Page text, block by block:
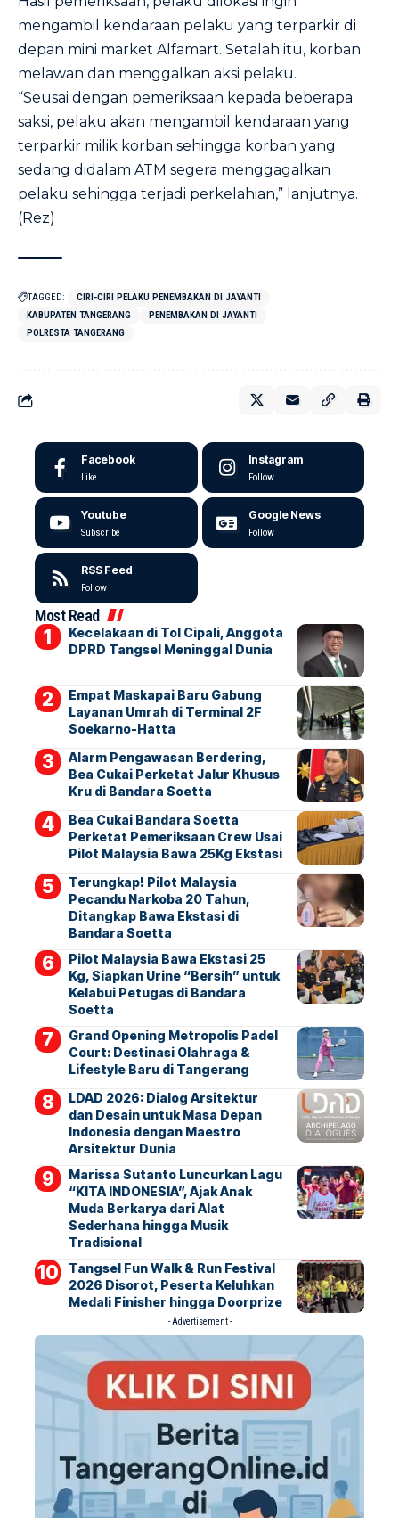
mengambil kendaraan pelaku yang terparkir di
depan mini market Alfamart. Setalah itu, korban
melawan dan menggalkan aksi pelaku.
“Seusai dengan pemeriksaan kepada beberapa
saksi, pelaku akan mengambil kendaraan yang
terparkir milik korban sehingga korban yang
sedang didalam ATM segera menggagalkan
pelaku sehingga terjadi perkelahian,” lanjutnya.
(Rez)
TAGGED:
CIRI-CIRI PELAKU PENEMBAKAN DI JAYANTI
KABUPATEN TANGERANG
PENEMBAKAN DI JAYANTI
POLRESTA TANGERANG
Facebook
Like
Instagram
Follow
Youtube
Subscribe
Google News
Follow
RSS Feed
Follow
Most Read
Kecelakaan di Tol Cipali, Anggota
DPRD Tangsel Meninggal Dunia
Empat Maskapai Baru Gabung
Layanan Umrah di Terminal 2F
Soekarno-Hatta
Alarm Pengawasan Berdering,
Bea Cukai Perketat Jalur Khusus
Kru di Bandara Soetta
Bea Cukai Bandara Soetta
Perketat Pemeriksaan Crew Usai
Pilot Malaysia Bawa 25Kg Ekstasi
Terungkap! Pilot Malaysia
Pecandu Narkoba 20 Tahun,
Ditangkap Bawa Ekstasi di
Bandara Soetta
Pilot Malaysia Bawa Ekstasi 25
Kg, Siapkan Urine “Bersih” untuk
Kelabui Petugas di Bandara
Soetta
Grand Opening Metropolis Padel
Court: Destinasi Olahraga &
Lifestyle Baru di Tangerang
LDAD 2026: Dialog Arsitektur
dan Desain untuk Masa Depan
Indonesia dengan Maestro
Arsitektur Dunia
Marissa Sutanto Luncurkan Lagu
“KITA INDONESIA”, Ajak Anak
Muda Berkarya dari Alat
Sederhana hingga Musik
Tradisional
Tangsel Fun Walk & Run Festival
2026 Disorot, Peserta Keluhkan
Medali Finisher hingga Doorprize
- Advertisement -